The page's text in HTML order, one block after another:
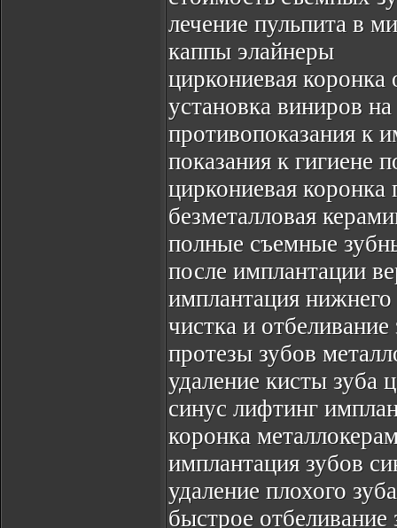
лечение пульпита в
каппы элайнеры
циркониевая коронка
установка виниров
противопоказания к
показания к гигиене
циркониевая
безметалловая
полные съемные
после имплантации
имплантация нижнего
чистка и отбеливание
протезы зубов
удаление кисты зуба
синус лифтинг
коронка
имплантация зубов
удаление плохого зуба
быстрое отбеливание